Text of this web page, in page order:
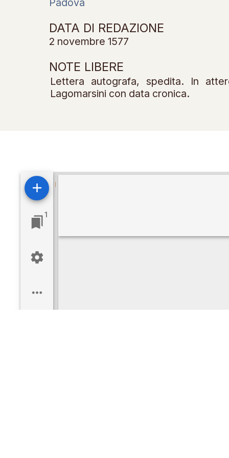
DATA DI REDAZIONE
2 novembre 1577
NOTE LIBERE
Lettera autografa, spedita. In
Lagomarsini con data cronica.
1
Visualizzatore